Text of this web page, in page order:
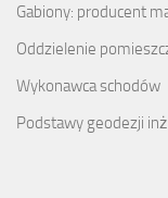
Gabiony: producent
Oddzielenie
Wykonawca schodów
Podstawy geodezji